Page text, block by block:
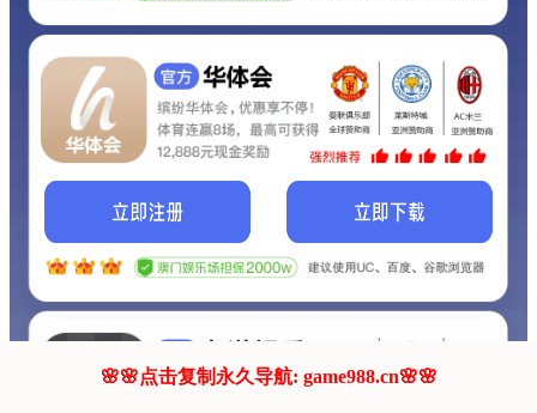
联系我们!